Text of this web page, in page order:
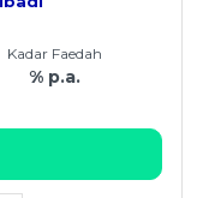
Kadar Faedah
% p.a.